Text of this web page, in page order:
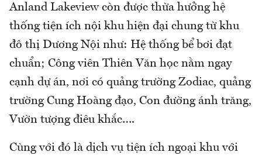
Anland Lakeview còn được thừa hưởng hệ
thống tiện ích nội khu hiện đại chung từ khu
đô thị Dương Nội như: Hệ thống bể bơi đạt
chuẩn; Công viên Thiên Văn học nằm ngay
cạnh dự án, nơi có quảng trường Zodiac, quảng
trường Cung Hoàng đạo, Con đường ánh trăng,
Vườn tượng điêu khắc….
Cùng với đó là dịch vụ tiện ích ngoại khu với